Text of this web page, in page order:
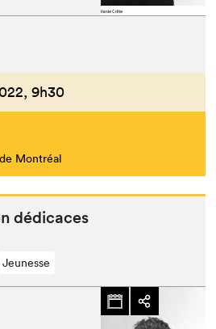
9h30
Montréal
dédicaces
Jeunesse